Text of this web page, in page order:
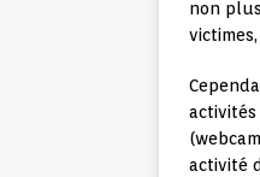
non
activités
activité